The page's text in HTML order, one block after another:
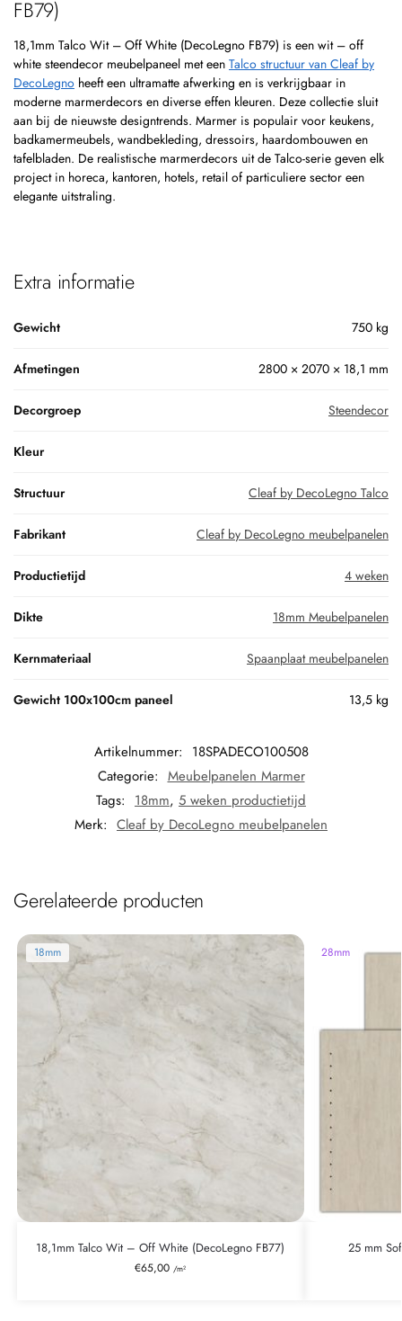
FB79)
18,1mm Talco Wit – Off White (DecoLegno FB79) is een wit – off
white steendecor meubelpaneel met een Talco structuur van Cleaf by
DecoLegno heeft een ultramatte afwerking en is verkrijgbaar in
moderne marmerdecors en diverse effen kleuren. Deze collectie sluit
aan bij de nieuwste designtrends. Marmer is populair voor keukens,
badkamermeubels, wandbekleding, dressoirs, haardombouwen en
tafelbladen. De realistische marmerdecors uit de Talco-serie geven elk
project in horeca, kantoren, hotels, retail of particuliere sector een
elegante uitstraling.
Extra informatie
Gewicht 750 kg
Afmetingen 2800 × 2070 × 18,1 mm
Decorgroep Steendecor
Kleur
Structuur Cleaf by DecoLegno Talco
Fabrikant Cleaf by DecoLegno meubelpanelen
Productietijd 4 weken
Dikte 18mm Meubelpanelen
Kernmateriaal Spaanplaat meubelpanelen
Gewicht 100x100cm paneel 13,5 kg
Artikelnummer: 18SPADECO100508
Categorie: Meubelpanelen Marmer
Tags: 18mm, 5 weken productietijd
Merk: Cleaf by DecoLegno meubelpanelen
Gerelateerde producten
18mm
18,1mm Talco Wit – Off White (DecoLegno FB77)
€65,00 /m²
28mm
25 mm